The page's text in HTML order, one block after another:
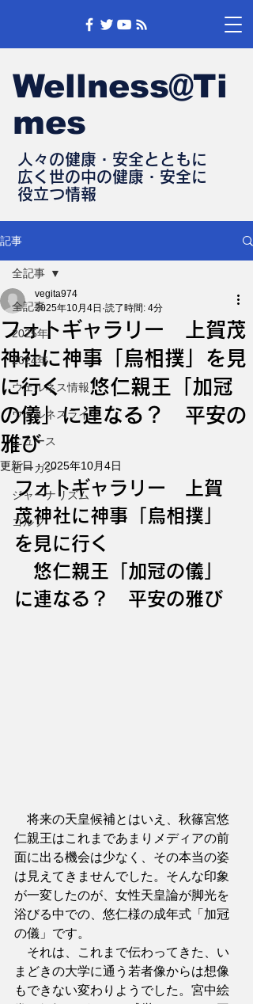
Wellness@Ti
mes
人々の健康・安全とともに
​広く世の中の健康・安全に
​役立つ情報
記事
全記事
2025年
2024年
ウェルネス情報
ウェルネスライフ
ニュース
ビーガン
ジャーナリズム
ゴルフ
全記事
フォトギャラリー 上賀茂
神社に神事「烏相撲」を見
に行く 悠仁親王「加冠
の儀」に連なる？ 平安の
雅び
vegita974
2025年10月4日 読了時間: 4分
更新日：2025年10月4日
フォトギャラリー　上賀
茂神社に神事「烏相撲」
を見に行く
悠仁親王「加冠の儀」
に連なる？　平安の雅び
将来の天皇候補とはいえ、秋篠宮悠
仁親王はこれまであまりメディアの前
面に出る機会は少なく、その本当の姿
は見えてきませんでした。そんな印象
が一変したのが、女性天皇論が脚光を
浴びる中での、悠仁様の成年式「加冠
の儀」です。
それは、これまで伝わってきた、い
まどきの大学に通う若者像からは想像
もできない変わりようでした。宮中絵